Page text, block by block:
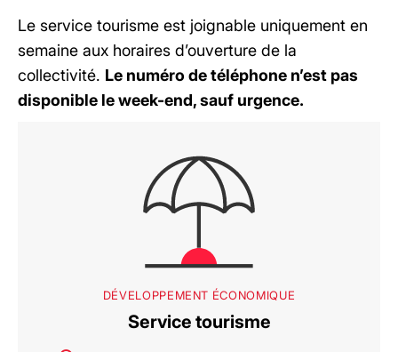
Le service tourisme est joignable uniquement en
semaine aux horaires d’ouverture de la
collectivité. Le numéro de téléphone n’est pas
disponible le week-end, sauf urgence.
DÉVELOPPEMENT ÉCONOMIQUE
Service tourisme